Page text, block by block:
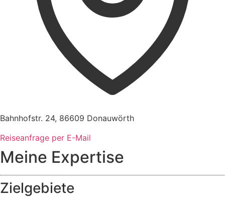
Bahnhofstr. 24, 86609 Donauwörth
Reiseanfrage per E-Mail
Meine Expertise
Zielgebiete